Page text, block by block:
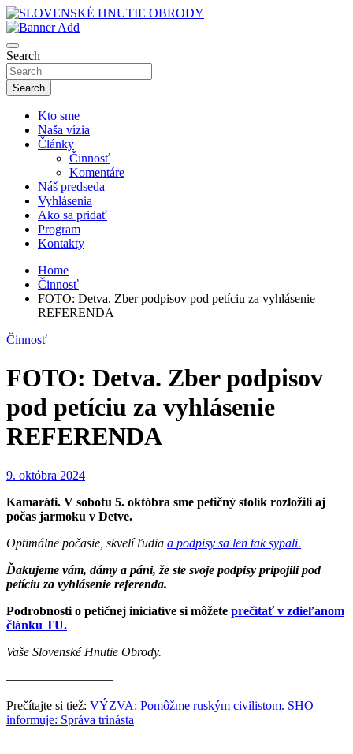
Skip
to
content
SLOVENSKÉ HNUTIE OBRODY
Search
Search
Kto sme
Naša vízia
Články
Činnosť
Komentáre
Náš predseda
Vyhlásenia
Ako sa pridať
Program
Kontakty
Home
Činnosť
FOTO: Detva. Zber podpisov pod petíciu za vyhlásenie
REFERENDA
Činnosť
FOTO: Detva. Zber podpisov
pod petíciu za vyhlásenie
REFERENDA
9. októbra 2024
Kamaráti. V sobotu 5. októbra sme petičný stolík rozložili aj
počas jarmoku v Detve.
Optimálne počasie, skvelí ľudia a podpisy sa len tak sypali.
Ďakujeme vám, dámy a páni, že ste svoje podpisy pripojili pod
petíciu za vyhlásenie referenda.
Podrobnosti o petičnej iniciatíve si môžete prečítať v zdieľanom
článku TU.
Vaše Slovenské Hnutie Obrody.
————————–
Prečítajte si tiež: VÝZVA: Pomôžme ruským civilistom. SHO
informuje: Správa trinásta
————————–